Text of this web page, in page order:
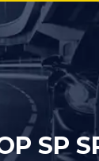
SP